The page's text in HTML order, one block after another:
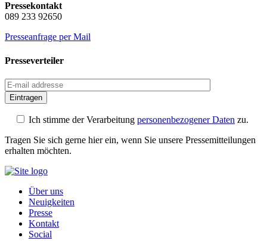
Pressekontakt
089 233 92650
Presseanfrage per Mail
Presseverteiler
Eintragen
Ich stimme der Verarbeitung personenbezogener Daten zu.
Tragen Sie sich gerne hier ein, wenn Sie unsere Pressemitteilungen
erhalten möchten.
Über uns
Neuigkeiten
Presse
Kontakt
Social